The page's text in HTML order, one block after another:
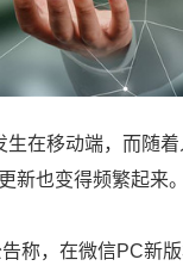
生在移动端，而随
新也变得频繁起来。
称，在微信PC新